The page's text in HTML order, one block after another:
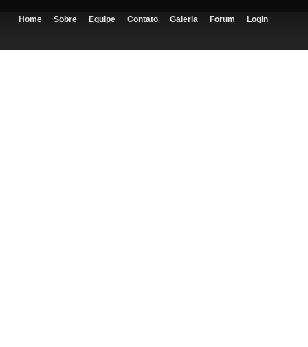
Home Sobre Equipe Contato Galeria Forum Login